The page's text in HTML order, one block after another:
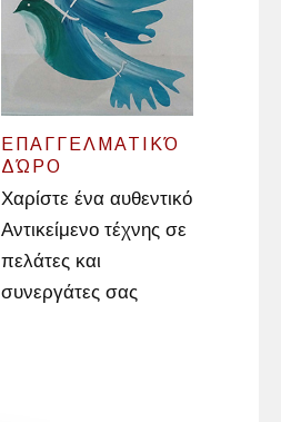
ΕΠΑΓΓΕΛΜΑΤΙΚΌ
ΔΏΡΟ
Χαρίστε ένα αυθεντικό
Αντικείμενο τέχνης σε
πελάτες και
συνεργάτες σας